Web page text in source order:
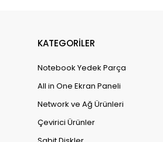
KATEGORİLER
Notebook Yedek Parça
All in One Ekran Paneli
Network ve Ağ Ürünleri
Çevirici Ürünler